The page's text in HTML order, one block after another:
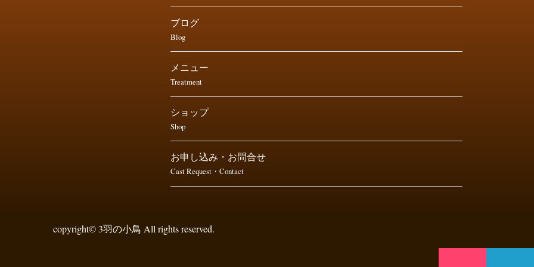
ブログ
Blog
メニュー
Treatment
ショップ
Shop
お申し込み・お問合せ
Cast Request・Contact
copyright© 3羽の小鳥 All rights reserved.